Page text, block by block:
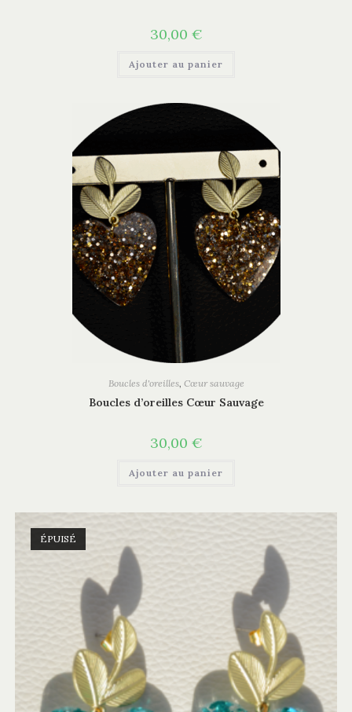
30,00 €
Ajouter au panier
Boucles d'oreilles, Cœur sauvage
Boucles d’oreilles Cœur Sauvage
30,00 €
Ajouter au panier
ÉPUISÉ